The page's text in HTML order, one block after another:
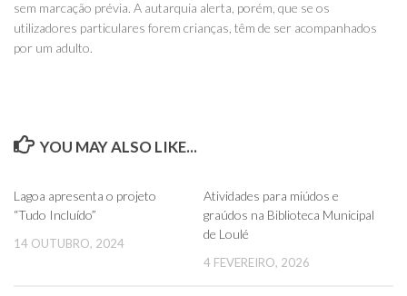
sem marcação prévia. A autarquia alerta, porém, que se os
utilizadores particulares forem crianças, têm de ser acompanhados
por um adulto.
YOU MAY ALSO LIKE...
Lagoa apresenta o projeto
“Tudo Incluído”
14 OUTUBRO, 2024
Atividades para miúdos e
graúdos na Biblioteca Municipal
de Loulé
4 FEVEREIRO, 2026